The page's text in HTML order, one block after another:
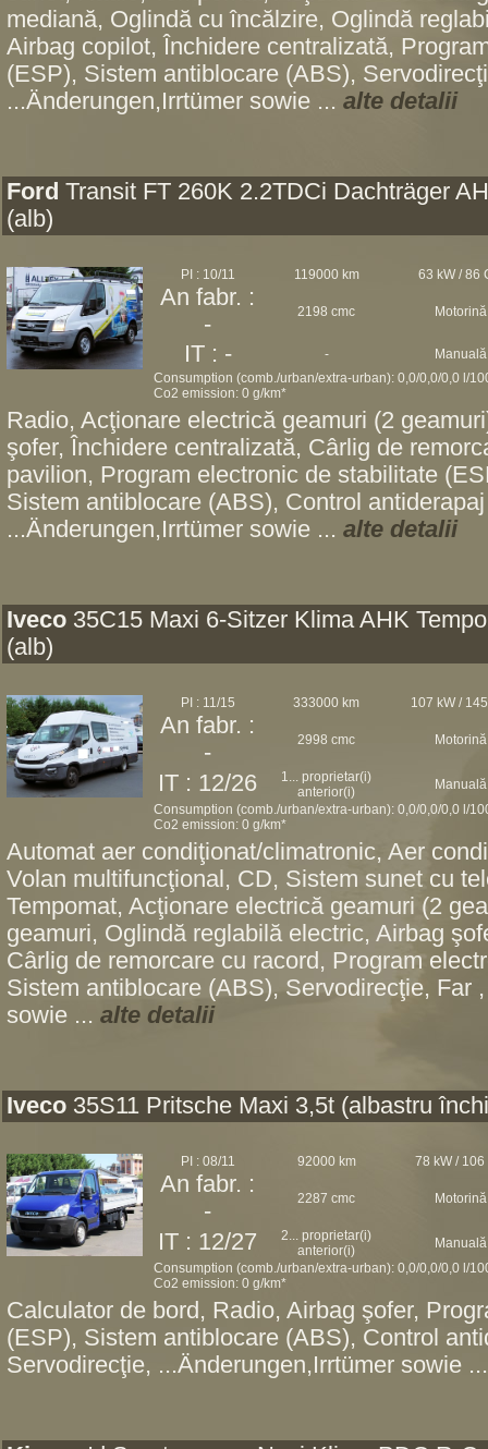
mediană, Oglindă cu încălzire, Oglindă
Airbag copilot, Închidere centralizată,
(ESP), Sistem antiblocare (ABS),
...Änderungen,Irrtümer sowie ... alte detalii
Ford Transit FT 260K 2.2TDCi Dachträger
(alb)
PI : 10/11 119000 km 63 kW / 86
An fabr. :
-
2198 cmc Motorină
IT : - -
Manuală
Consumption (comb./urban/extra-urban): 0,0/0,0/0,0 l/
Co2 emission: 0 g/km*
Radio, Acţionare electrică geamuri (2
şofer, Închidere centralizată, Cârlig de
pavilion, Program electronic de stabilitate
Sistem antiblocare (ABS), Control
...Änderungen,Irrtümer sowie ... alte detalii
Iveco 35C15 Maxi 6-Sitzer Klima AHK
(alb)
PI : 11/15 333000 km 107 kW /
An fabr. :
-
2998 cmc Motorină
IT : 12/26
1... proprietar(i)
anterior(i)
Manuală
Consumption (comb./urban/extra-urban): 0,0/0,0/0,0 l/
Co2 emission: 0 g/km*
Automat aer condiţionat/climatronic, Aer
Volan multifuncţional, CD, Sistem sunet cu
Tempomat, Acţionare electrică geamuri (2
geamuri, Oglindă reglabilă electric, Airbag
Cârlig de remorcare cu racord, Program
Sistem antiblocare (ABS), Servodirecţie, Far
sowie ... alte detalii
Iveco 35S11 Pritsche Maxi 3,5t (albastru
PI : 08/11 92000 km 78 kW / 106
An fabr. :
-
2287 cmc Motorină
IT : 12/27
2... proprietar(i)
anterior(i)
Manuală
Consumption (comb./urban/extra-urban): 0,0/0,0/0,0 l/
Co2 emission: 0 g/km*
Calculator de bord, Radio, Airbag şofer,
(ESP), Sistem antiblocare (ABS), Control
Servodirecţie, ...Änderungen,Irrtümer sowie